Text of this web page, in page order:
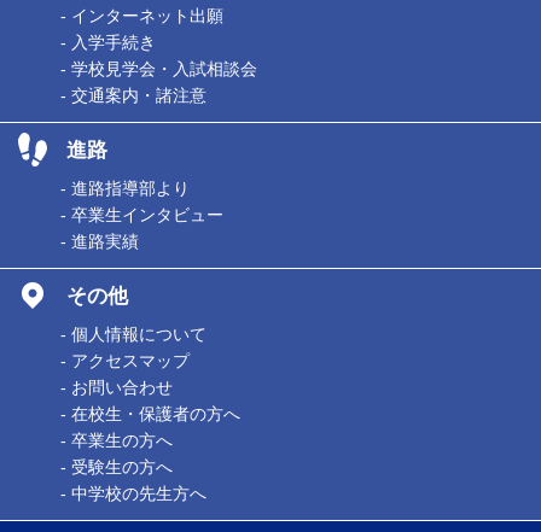
- インターネット出願
- 入学手続き
- 学校見学会・入試相談会
- 交通案内・諸注意
進路
- 進路指導部より
- 卒業生インタビュー
- 進路実績
その他
- 個人情報について
- アクセスマップ
- お問い合わせ
- 在校生・保護者の方へ
- 卒業生の方へ
- 受験生の方へ
- 中学校の先生方へ